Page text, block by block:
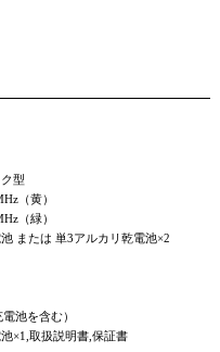
型
（黄）
（緑）
または 単3アルカリ乾電池×2
池を含む）
×1,取扱説明書,保証書